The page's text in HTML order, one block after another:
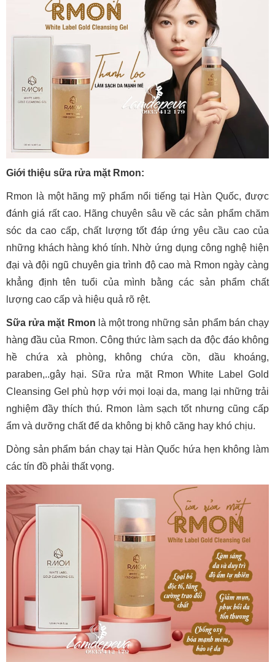
Giới thiệu sữa rửa mặt Rmon:
Rmon là một hãng mỹ phẩm nổi tiếng tại Hàn Quốc, được
đánh giá rất cao. Hãng chuyên sâu về các sản phẩm chăm
sóc da cao cấp, chất lượng tốt đáp ứng yêu cầu cao của
những khách hàng khó tính. Nhờ ứng dụng công nghệ hiện
đại và đội ngũ chuyên gia trình độ cao mà Rmon ngày càng
khẳng định tên tuổi của mình bằng các sản phẩm chất
lượng cao cấp và hiệu quả rõ rệt.
Sữa rửa mặt Rmon là một trong những sản phẩm bán chạy
hàng đầu của Rmon. Công thức làm sạch da độc đáo không
hề chứa xà phòng, không chứa cồn, dầu khoáng,
paraben,..gây hại. Sữa rửa mặt Rmon White Label Gold
Cleansing Gel phù hợp với mọi loại da, mang lại những trải
nghiệm đầy thích thú. Rmon làm sạch tốt nhưng cũng cấp
ẩm và dưỡng chất để da không bị khô căng hay khó chịu.
Dòng sản phẩm bán chạy tại Hàn Quốc hứa hẹn không làm
các tín đồ phải thất vọng.